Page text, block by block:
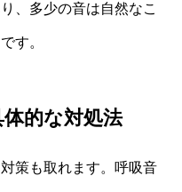
、多少の音は自然なこ
す。
的な対処法
策も取れます。呼吸音